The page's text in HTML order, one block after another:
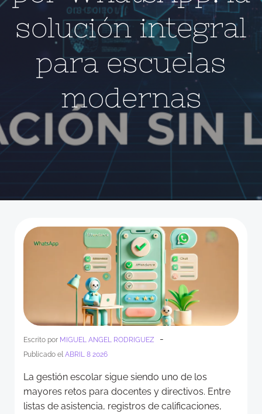
solución integral
para escuelas
modernas
Escrito por MIGUEL ANGEL RODRIGUEZ -
Publicado elABRIL 8 2026
La gestión escolar sigue siendo uno de los
mayores retos para docentes y directivos. Entre
listas de asistencia, registros de calificaciones,